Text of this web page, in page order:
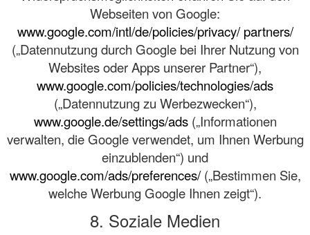
Webseiten von Google:
www.google.com/intl/de/policies/privacy/ partners/
(„Datennutzung durch Google bei Ihrer Nutzung von
Websites oder Apps unserer Partner“),
www.google.com/policies/technologies/ads
(„Datennutzung zu Werbezwecken“),
www.google.de/settings/ads(„Informationen
verwalten, die Google verwendet, um Ihnen Werbung
einzublenden“) und
www.google.com/ads/preferences/(„Bestimmen Sie,
welche Werbung Google Ihnen zeigt“).
8. Soziale Medien